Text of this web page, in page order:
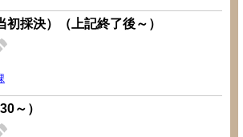
初採決）（上記終了後～）
～）